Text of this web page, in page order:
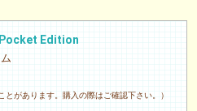
Edition
とがあります。購入の際はご確認下さい。）